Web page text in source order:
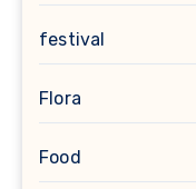
festival
Flora
Food